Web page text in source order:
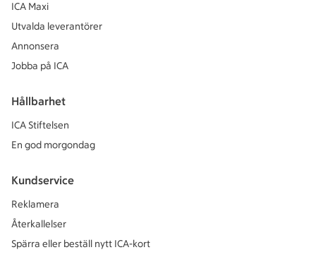
ICA Maxi
Utvalda leverantörer
Annonsera
Jobba på ICA
Hållbarhet
ICA Stiftelsen
En god morgondag
Kundservice
Reklamera
Återkallelser
Spärra eller beställ nytt ICA-kort